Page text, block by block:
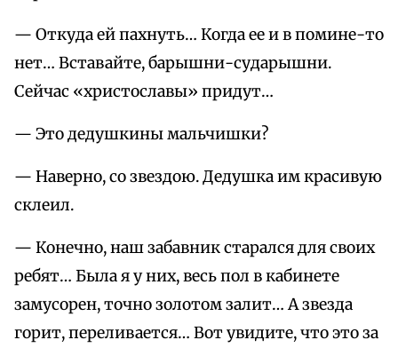
— Откуда ей пахнуть… Когда ее и в помине-то
нет… Вставайте, барышни-сударышни.
Сейчас «христославы» придут…
— Это дедушкины мальчишки?
— Наверно, со звездою. Дедушка им красивую
склеил.
— Конечно, наш забавник старался для своих
ребят… Была я у них, весь пол в кабинете
замусорен, точно золотом залит… А звезда
горит, переливается… Вот увидите, что это за